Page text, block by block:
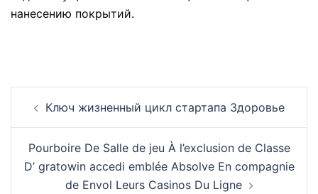
нанесению покрытий.
Ключ жизненный цикл стартапа Здоровье
Pourboire De Salle de jeu À l’exclusion de Classe
D’ gratowin accedi emblée Absolve En compagnie
de Envol Leurs Casinos Du Ligne